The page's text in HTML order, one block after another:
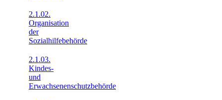
2.1.02.
Organisation
der
Sozialhilfebehörde
2.1.03.
Kindes-
und
Erwachsenenschutzbehörde